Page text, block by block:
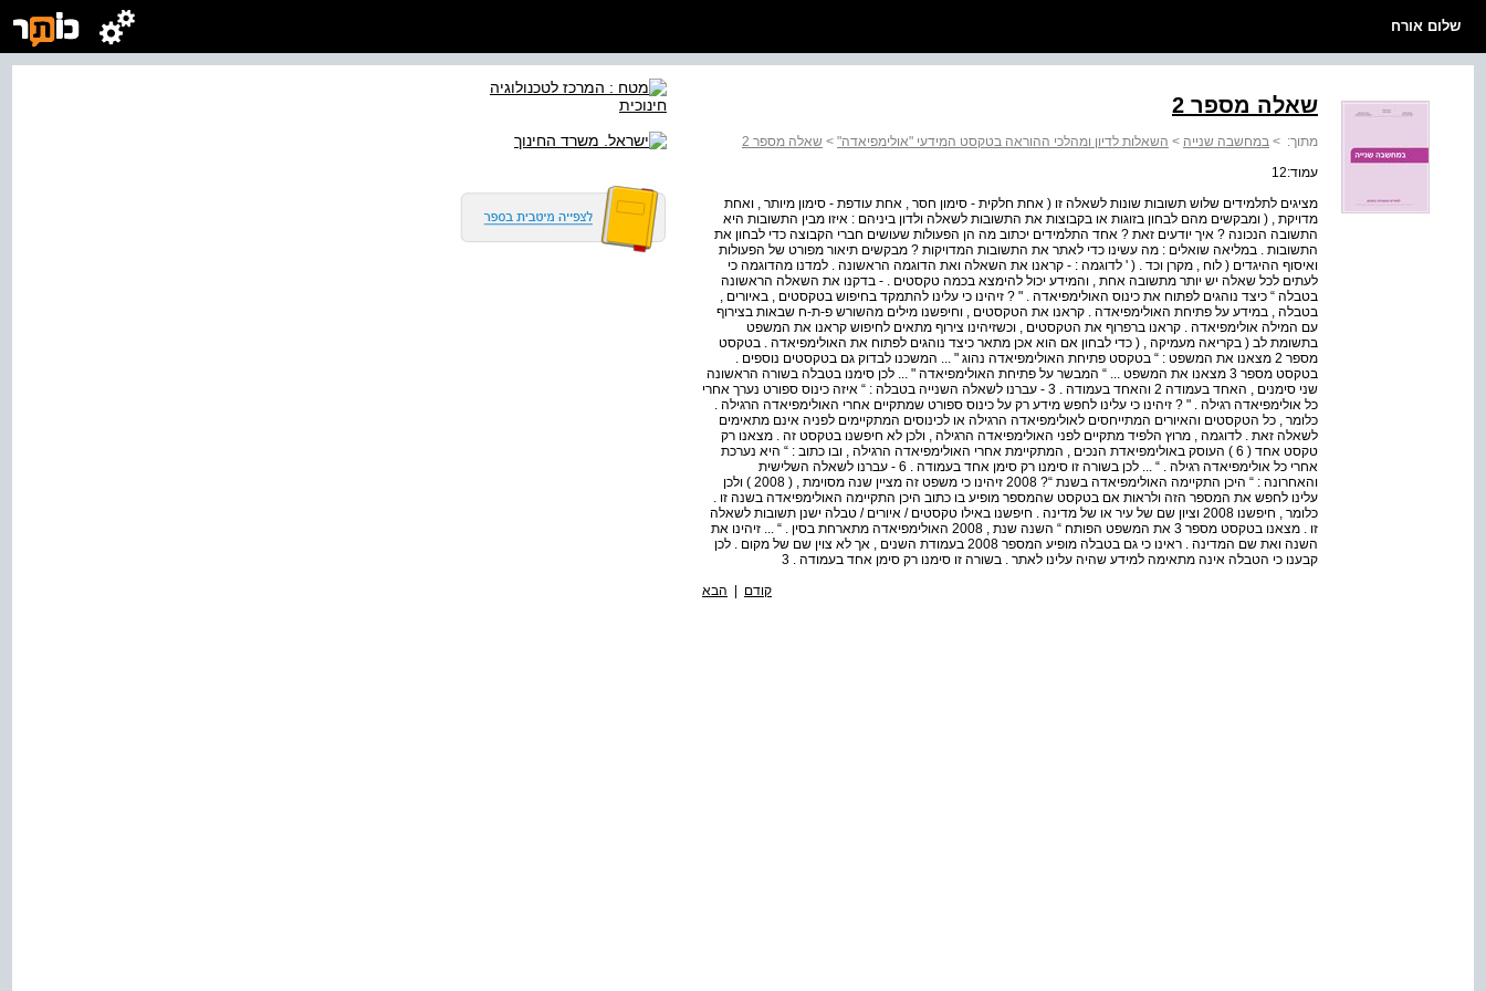
שלום אורח
שאלה מספר 2
מתוך: > במחשבה שנייה > השאלות לדיון ומהלכי ההוראה בטקסט המידעי "אולימפיאדה" > שאלה מספר 2
עמוד:12
מציגים לתלמידים שלוש תשובות שונות לשאלה זו ( אחת חלקית - סימון חסר , אחת עודפת - סימון מיותר , ואחת
מדויקת , ( ומבקשים מהם לבחון בזוגות או בקבוצות את התשובות לשאלה ולדון ביניהם : איזו מבין התשובות היא
התשובה הנכונה ? איך יודעים זאת ? אחד התלמידים יכתוב מה הן הפעולות שעושים חברי הקבוצה כדי לבחון את
התשובות . במליאה שואלים : מה עשינו כדי לאתר את התשובות המדויקות ? מבקשים תיאור מפורט של הפעולות
ואיסוף ההיגדים ( לוח , מקרן וכד . ( ' לדוגמה : - קראנו את השאלה ואת הדוגמה הראשונה . למדנו מהדוגמה כי
לעתים לכל שאלה יש יותר מתשובה אחת , והמידע יכול להימצא בכמה טקסטים . - בדקנו את השאלה הראשונה
בטבלה “ כיצד נוהגים לפתוח את כינוס האולימפיאדה . " ? זיהינו כי עלינו להתמקד בחיפוש בטקסטים , באיורים ,
בטבלה , במידע על פתיחת האולימפיאדה . קראנו את הטקסטים , וחיפשנו מילים מהשורש פ-ת-ח שבאות בצירוף
עם המילה אולימפיאדה . קראנו ברפרוף את הטקסטים , וכשזיהינו צירוף מתאים לחיפוש קראנו את המשפט
בתשומת לב ( בקריאה מעמיקה , ( כדי לבחון אם הוא אכן מתאר כיצד נוהגים לפתוח את האולימפיאדה . בטקסט
מספר 2 מצאנו את המשפט : “ בטקסט פתיחת האולימפיאדה נהוג " ... המשכנו לבדוק גם בטקסטים נוספים .
בטקסט מספר 3 מצאנו את המשפט ... “ המבשר על פתיחת האולימפיאדה " ... לכן סימנו בטבלה בשורה הראשונה
שני סימנים , האחד בעמודה 2 והאחד בעמודה . 3 - עברנו לשאלה השנייה בטבלה : “ איזה כינוס ספורט נערך אחרי
כל אולימפיאדה רגילה . " ? זיהינו כי עלינו לחפש מידע רק על כינוס ספורט שמתקיים אחרי האולימפיאדה הרגילה .
כלומר , כל הטקסטים והאיורים המתייחסים לאולימפיאדה הרגילה או לכינוסים המתקיימים לפניה אינם מתאימים
לשאלה זאת . לדוגמה , מרוץ הלפיד מתקיים לפני האולימפיאדה הרגילה , ולכן לא חיפשנו בטקסט זה . מצאנו רק
טקסט אחד ( 6 ) העוסק באולימפיאדת הנכים , המתקיימת אחרי האולימפיאדה הרגילה , ובו כתוב : “ היא נערכת
אחרי כל אולימפיאדה רגילה . “ ... לכן בשורה זו סימנו רק סימן אחד בעמודה . 6 - עברנו לשאלה השלישית
והאחרונה : “ היכן התקיימה האולימפיאדה בשנת “? 2008 זיהינו כי משפט זה מציין שנה מסוימת , ( 2008 ) ולכן
עלינו לחפש את המספר הזה ולראות אם בטקסט שהמספר מופיע בו כתוב היכן התקיימה האולימפיאדה בשנה זו .
כלומר , חיפשנו 2008 וציון שם של עיר או של מדינה . חיפשנו באילו טקסטים / איורים / טבלה ישנן תשובות לשאלה
זו . מצאנו בטקסט מספר 3 את המשפט הפותח “ השנה שנת , 2008 האולימפיאדה מתארחת בסין . “ ... זיהינו את
השנה ואת שם המדינה . ראינו כי גם בטבלה מופיע המספר 2008 בעמודת השנים , אך לא צוין שם של מקום . לכן
קבענו כי הטבלה אינה מתאימה למידע שהיה עלינו לאתר . בשורה זו סימנו רק סימן אחד בעמודה . 3
קודם | הבא